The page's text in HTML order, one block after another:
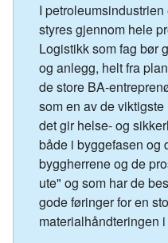
I
styres gjennom hele
Logistikk som fag bør
og anlegg, helt fra
de store BA-
som en av de
det gir helse- og
både i byggefasen og
byggherrene og de
ute" og som har de
gode føringer for en
materialhåndteringen